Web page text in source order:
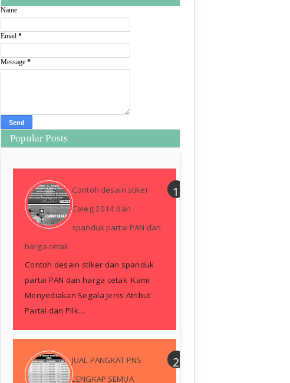
Name
Email *
Message *
Popular Posts
Contoh desain stiker
Caleg 2014 dan
spanduk partai PAN dan
harga cetak
Contoh desain stiker dan spanduk
partai PAN dan harga cetak Kami
Menyediakan Segala Jenis Atribut
Partai dan Pilk...
JUAL PANGKAT PNS
LENGKAP SEMUA